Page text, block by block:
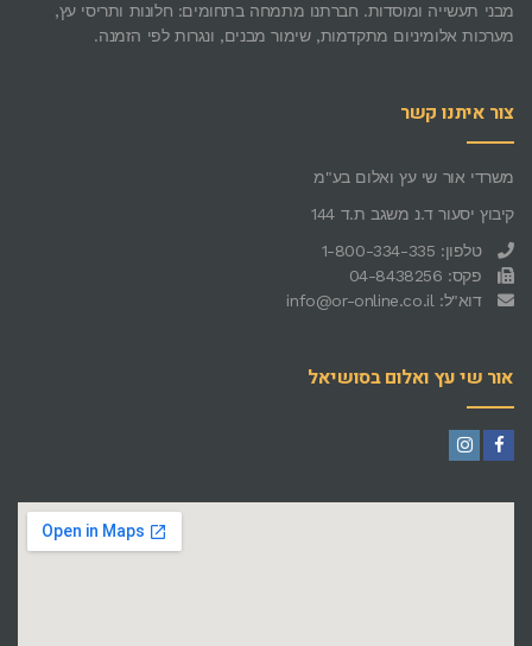
מבני תעשייה ומוסדות. חברתנו מתמחה בתחומים: חלונות ותריסי עץ,
מערכות אלומיניום מתקדמות, שימור מבנים, ונגרות לפי הזמנה.
צור איתנו קשר
משרדי אור שי עץ ואלום בע"מ
קיבוץ יסעור ד.נ משגב ת.ד 144
טלפון: 1-800-334-335
פקס: 04-8438256
דוא"ל: info@or-online.co.il
אור שי עץ ואלום בסושיאל